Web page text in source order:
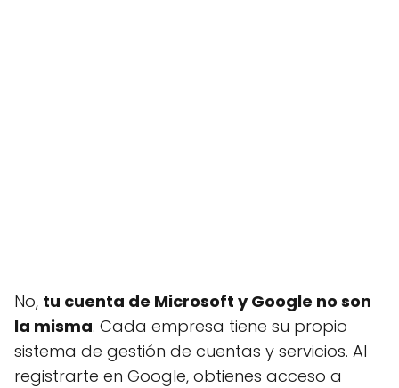
No, tu cuenta de Microsoft y Google no son
la misma. Cada empresa tiene su propio
sistema de gestión de cuentas y servicios. Al
registrarte en Google, obtienes acceso a